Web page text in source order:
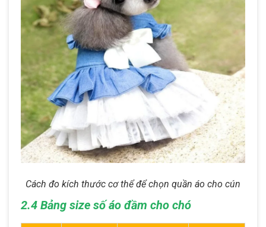
Cách đo kích thước cơ thể để chọn quần áo cho cún
2.4 Bảng size số áo đầm cho chó